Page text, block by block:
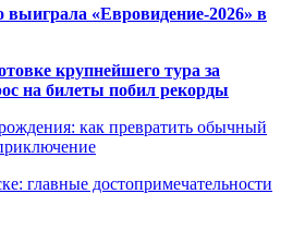
выиграла «Евровидение-2026» в
крупнейшего тура за
на билеты побил рекорды
как превратить обычный
главные достопримечательности